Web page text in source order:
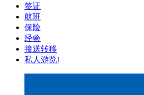
签证
航班
保险
经验
接送转移
私人游览!